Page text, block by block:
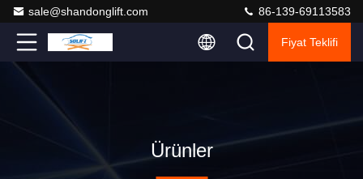
sale@shandonglift.com 86-139-69113583
Fiyat Teklifi
Ürünler